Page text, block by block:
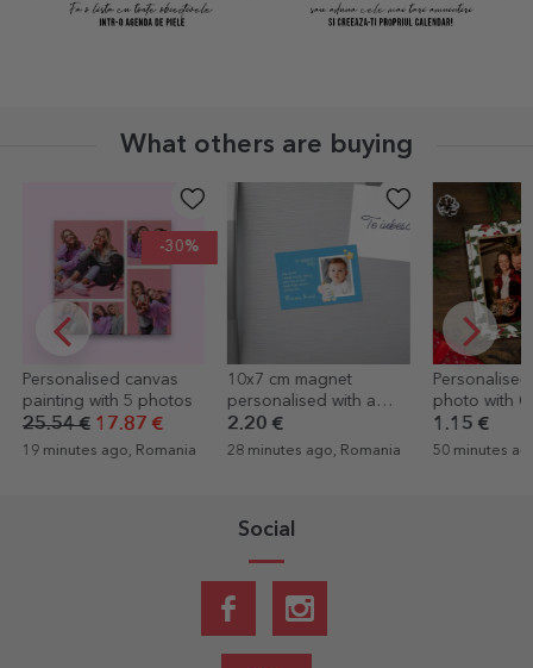
What others are buying
10x7 cm magnet
personalised with a
photo and text -
Christening gift
2.20 €
28 minutes ago, Romania
Personalised 10x12 cm
photo with Christmas
theme
1.15 €
50 minutes ago, Romania
Set of
The rich
14.02 €
53 minutes
Social